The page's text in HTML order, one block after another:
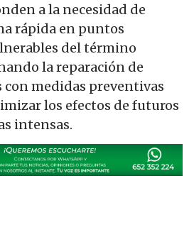
a la necesidad de
rápida en puntos
del término
la reparación de
medidas preventivas
los efectos de futuros
intensas.